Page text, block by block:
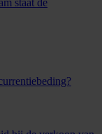
staat de